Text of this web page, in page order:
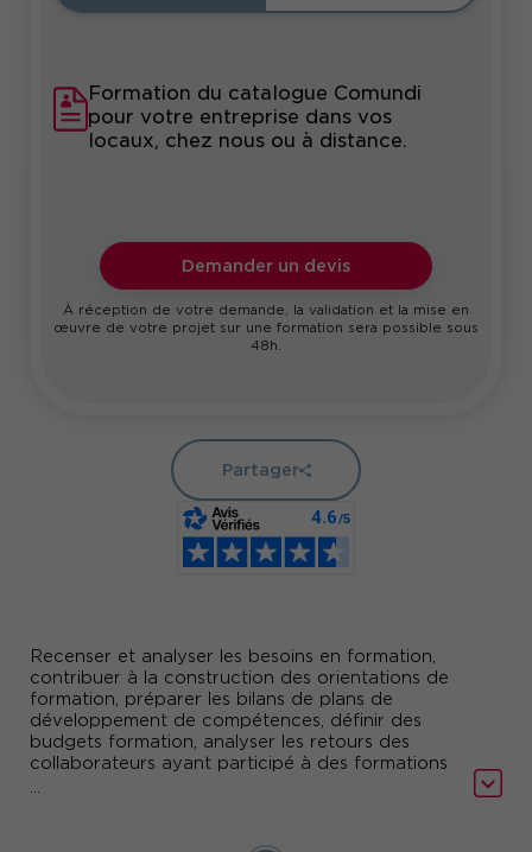
Recenser et analyser les besoins en formation,
contribuer à la construction des orientations de
formation, préparer les bilans de plans de
développement de compétences, définir des
budgets formation, analyser les retours des
collaborateurs ayant participé à des formations
...
Formation du catalogue Comundi
pour votre entreprise dans vos
locaux, chez nous ou à distance.
Demander un devis
À réception de votre demande, la validation et la mise en
œuvre de votre projet sur une formation sera possible sous
48h.
Partager